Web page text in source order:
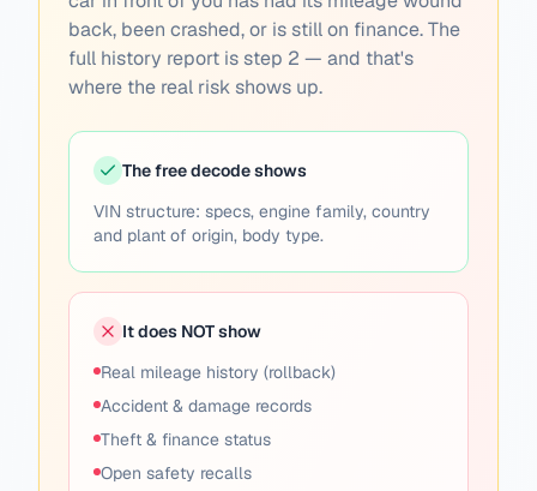
back, been crashed, or is still on finance. The
full history report is step 2 — and that's
where the real risk shows up.
The free decode shows
VIN structure: specs, engine family, country
and plant of origin, body type.
It does NOT show
Real mileage history (rollback)
Accident & damage records
Theft & finance status
Open safety recalls